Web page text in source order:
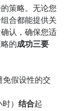
策略。无论您
合都能提供关
认，确保您适
的成功三要
免假设性的交
时）结合起